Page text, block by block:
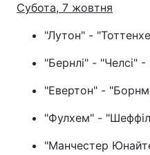
Субота, 7 жовтня
"Лутон" -
"Бернлі" - "Челсі" -
"Евертон" -
"Фулхем" -
"Манчестер